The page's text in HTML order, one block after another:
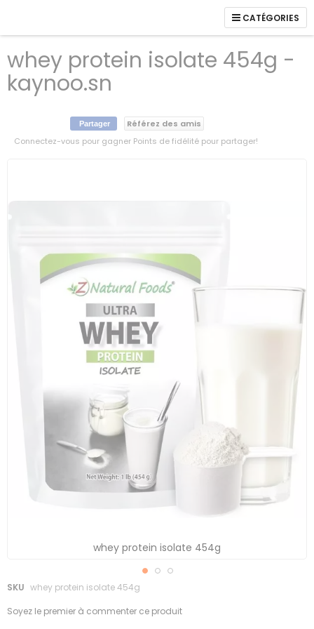
CATÉGORIES
whey protein isolate 454g -
kaynoo.sn
Partager
Référez des amis
Connectez-vous pour gagner Points de fidélité pour partager!
SKU whey protein isolate 454g
Soyez le premier à commenter ce produit
end
whey protein isolate 454g
Skip
the